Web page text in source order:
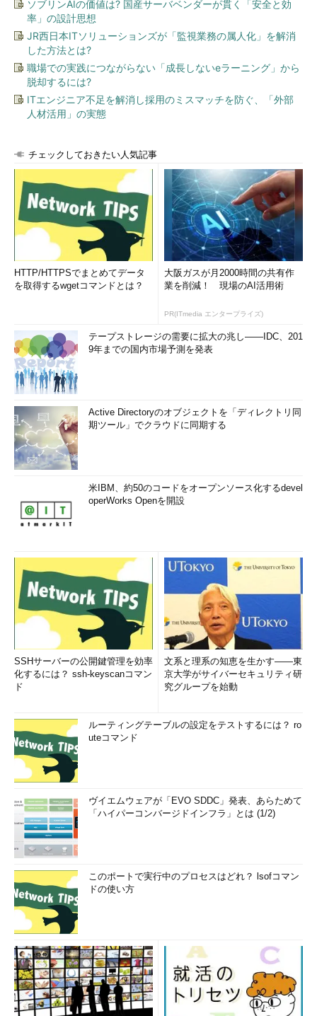
戒グループ リーダー 情報セキュリティアナリストの満永拓邦氏
ップデートを行ったPCではその98％を防げることが分かったと
述べ、「適切にアップデートのマネジメントを行うことで、セキ
ュリティリスクを抑えることができる」とした。
情報処理推進機構（IPA） 技
術本部 セキュリティセンター
調査役 加賀谷伸一郎氏
また情報処理推進機構（IPA） 技術本
Windows XPを使い続けるのは、家に空
いた穴を空きっぱなしにするようなもの
で、そこからウイルスが入ってきやすく
なる。サポートが終了したOSを使い続
けるのは非常に危険だ」と指摘。しか
も、いまだにWindows XPの脆弱性は月に10件程度のペースで報
告されており、古いOSだからといって危険性が減るわけではな
く、むしろ高まると説明した。
は、データ実行防止（DEP）やアドレス空間のランダム化
（ASLR：Address Space Layout Randomization）など、セキュ
リティ機能が強化されている。このため、Windows 7のマルウェ
アへの感染率は、Windows XPの10分の1にまで抑えられたとい
う。
樋口氏は、「悪意あるソフトウェアは日々進化しており、それ
べ、マルチレイヤの防御を実装した新しいOSへの移行を呼び掛
けた。
ソブリンAIの価値は? 国産サーバベンダーが貫く「安全と効
率」の設計思想
JR西日本ITソリューションズが「監視業務の属人化」を解消
した方法とは?
職場での実践につながらない「成長しないeラーニング」から
脱却するには?
ITエンジニア不足を解消し採用のミスマッチを防ぐ、「外部
人材活用」の実態
チェックしておきたい人気記事
HTTP/HTTPSでまとめてデータ
を取得するwgetコマンドとは？
大阪ガスが月2000時間の共有作
業を削減！ 現場のAI活用術
PR(ITmedia エンタープライズ)
テープストレージの需要に拡大の兆し――IDC、201
9年までの国内市場予測を発表
Active Directoryのオブジェクトを「ディレクトリ同
期ツール」でクラウドに同期する
米IBM、約50のコードをオープンソース化するdevel
operWorks Openを開設
SSHサーバーの公開鍵管理を効率
化するには？ ssh-keyscanコマン
ド
文系と理系の知恵を生かす――東
京大学がサイバーセキュリティ研
究グループを始動
ルーティングテーブルの設定をテストするには？ ro
uteコマンド
ヴイエムウェアが「EVO SDDC」発表、あらためて
「ハイパーコンバージドインフラ」とは (1/2)
このポートで実行中のプロセスはどれ？ lsofコマン
ドの使い方